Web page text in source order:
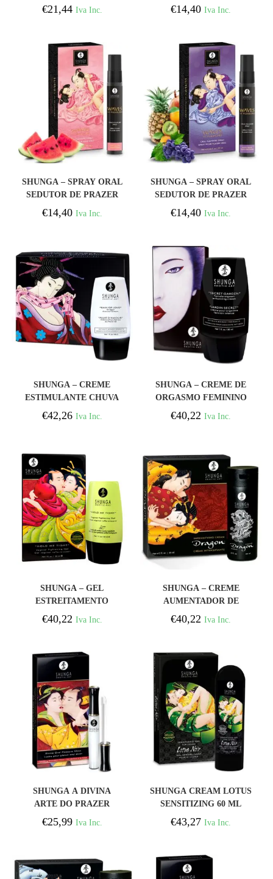
MORANGO WAVES 20
€21,44 Iva Inc.
MORANGO WAVES 20
€14,40 Iva Inc.
SHUNGA – SPRAY ORAL
SEDUTOR DE PRAZER
WAVES COM SABOR
MELANCIA 20 ML
€14,40 Iva Inc.
SHUNGA – SPRAY ORAL
SEDUTOR DE PRAZER
COM SABORES DE
FRUTAS EXÓTICAS 20
€14,40 Iva Inc.
SHUNGA – CREME
ESTIMULANTE CHUVA
DE AMOR G-SPOT
€42,26 Iva Inc.
SHUNGA – CREME DE
ORGASMO FEMININO
INTENSO JARDIM
SECRETO
€40,22 Iva Inc.
SHUNGA – GEL
ESTREITAMENTO
VAGINAL HOLD ME
TIGHT
€40,22 Iva Inc.
SHUNGA – CREME
AUMENTADOR DE
EREÇÃO DE DRAGÃO
€40,22 Iva Inc.
SHUNGA A DIVINA
ARTE DO PRAZER
ORAL.
€25,99 Iva Inc.
SHUNGA CREAM LOTUS
SENSITIZING 60 ML
€43,27 Iva Inc.